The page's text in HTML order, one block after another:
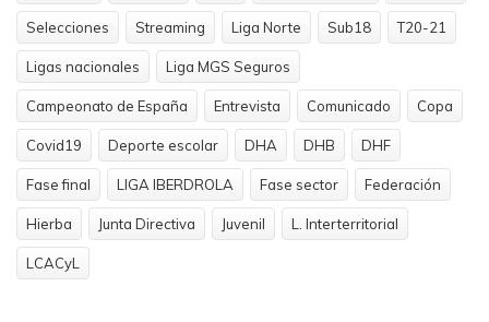
Selecciones Streaming Liga Norte Sub18 T20-21
Ligas nacionales Liga MGS Seguros
Campeonato de España Entrevista Comunicado Copa
Covid19 Deporte escolar DHA DHB DHF
Fase final LIGA IBERDROLA Fase sector Federación
Hierba Junta Directiva Juvenil L. Interterritorial
LCACyL